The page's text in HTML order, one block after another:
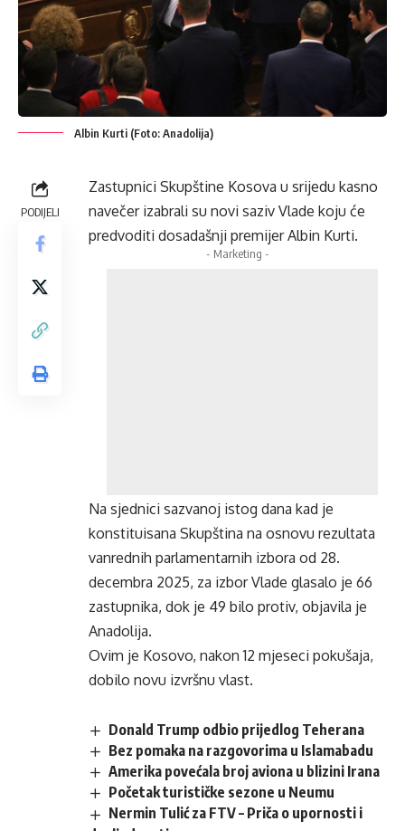
Albin Kurti (Foto: Anadolija)
PODIJELI
Zastupnici Skupštine Kosova u srijedu kasno
navečer izabrali su novi saziv Vlade koju će
predvoditi dosadašnji premijer Albin Kurti.
- Marketing -
Na sjednici sazvanoj istog dana kad je
konstituisana Skupština na osnovu rezultata
vanrednih parlamentarnih izbora od 28.
decembra 2025, za izbor Vlade glasalo je 66
zastupnika, dok je 49 bilo protiv, objavila je
Anadolija.
Ovim je Kosovo, nakon 12 mjeseci pokušaja,
dobilo novu izvršnu vlast.
Donald Trump odbio prijedlog Teherana
Bez pomaka na razgovorima u Islamabadu
Amerika povećala broj aviona u blizini Irana
Početak turističke sezone u Neumu
Nermin Tulić za FTV – Priča o upornosti i